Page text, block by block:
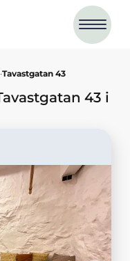
·Tavastgatan 43
43 i